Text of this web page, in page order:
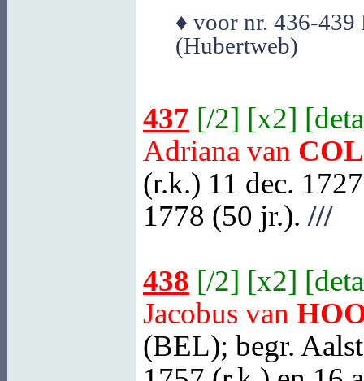
♦ voor nr. 436-439
(Hubertweb)
437 [/2] [x2] [
Adriana van COL
(r.k.) 11 dec.
1778 (50 jr.). ///
438 [/2] [x2] [
Jacobus van
(BEL); begr. Aalst